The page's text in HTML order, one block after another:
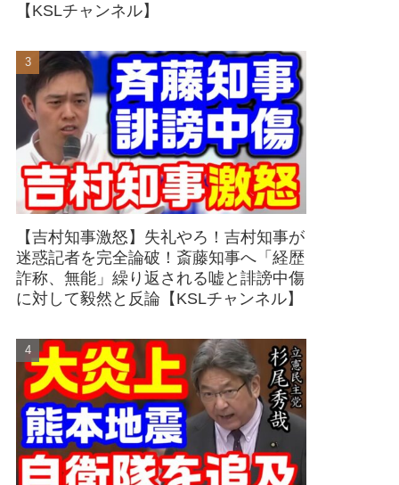
【KSLチャンネル】
【吉村知事激怒】失礼やろ！吉村知事が
迷惑記者を完全論破！斎藤知事へ「経歴
詐称、無能」繰り返される嘘と誹謗中傷
に対して毅然と反論【KSLチャンネル】